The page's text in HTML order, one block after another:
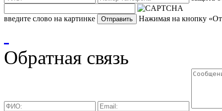
введите слово на картинке Нажимая на кнопку
Обратная связь